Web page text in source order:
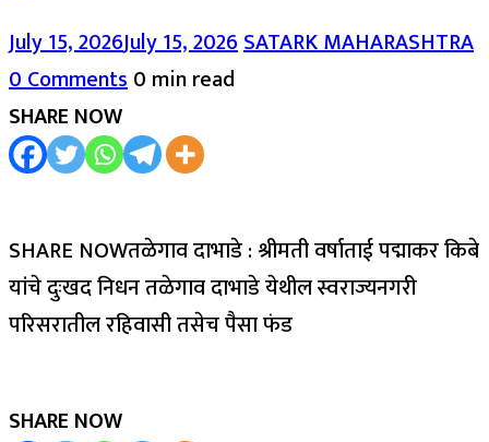
July 15, 2026July 15, 2026SATARK MAHARASHTRA
0 Comments0 min read
SHARE NOW
SHARE NOWतळेगाव दाभाडे : श्रीमती वर्षाताई पद्माकर किबे
यांचे दुःखद निधन तळेगाव दाभाडे येथील स्वराज्यनगरी
परिसरातील रहिवासी तसेच पैसा फंड
SHARE NOW